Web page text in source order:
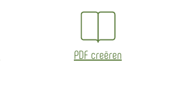
PDF creëren